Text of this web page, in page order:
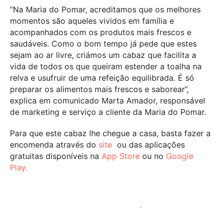
“Na Maria do Pomar, acreditamos que os melhores
momentos são aqueles vividos em família e
acompanhados com os produtos mais frescos e
saudáveis. Como o bom tempo já pede que estes
sejam ao ar livre, criámos um cabaz que facilita a
vida de todos os que queiram estender a toalha na
relva e usufruir de uma refeição equilibrada. É só
preparar os alimentos mais frescos e saborear”,
explica em comunicado Marta Amador, responsável
de marketing e serviço a cliente da Maria do Pomar.
Para que este cabaz lhe chegue a casa, basta fazer a
encomenda através do site ou das aplicações
gratuitas disponíveis na App Store ou no Google
Play.